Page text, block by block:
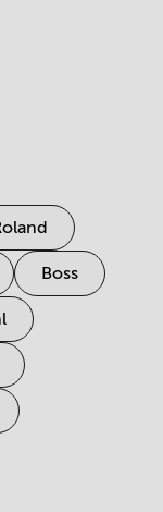
Boss